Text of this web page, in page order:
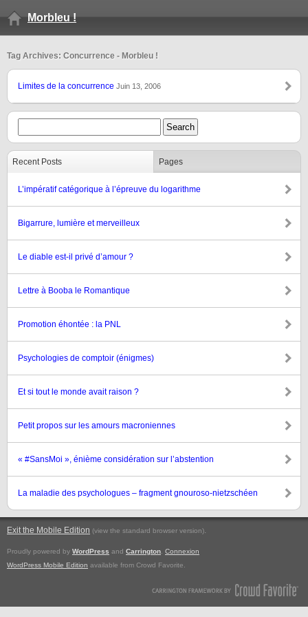
Morbleu !
Tag Archives: Concurrence - Morbleu !
Limites de la concurrence Juin 13, 2006
Recent Posts Pages
L’impératif catégorique à l’épreuve du logarithme
Bigarrure, lumière et merveilleux
Le diable est-il privé d’amour ?
Lettre à Booba le Romantique
Promotion éhontée : la PNL
Psychologies de comptoir (énigmes)
Et si tout le monde avait raison ?
Petit propos sur les amours macroniennes
« #SansMoi », énième considération sur l’abstention
La maladie des psychologues – fragment gnouroso-nietzschéen
Exit the Mobile Edition (view the standard browser version).
Proudly powered by WordPress and Carrington Connexion
WordPress Mobile Edition available from Crowd Favorite.